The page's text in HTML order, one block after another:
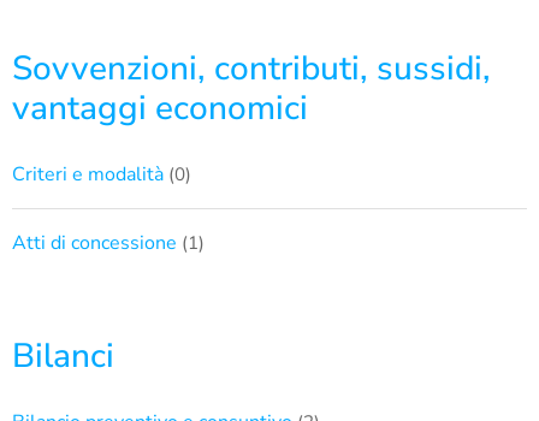
Sovvenzioni, contributi, sussidi,
vantaggi economici
Criteri e modalità (0)
Atti di concessione (1)
Bilanci